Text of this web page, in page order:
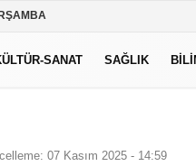
SANAT SAĞLIK
07 Kasım 2025 - 14:59